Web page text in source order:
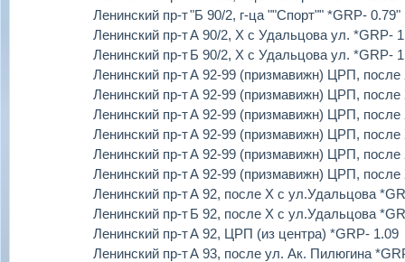
Ленинский пр-т"Б 90/2, г-ца ""Спорт"" *GRP- 0.79"
Ленинский пр-тА 90/2, Х с Удальцова ул. *GRP-
Ленинский пр-тБ 90/2, Х с Удальцова ул. *GRP-
Ленинский пр-тА 92-99 (призмавижн) ЦРП,
Ленинский пр-тА 92-99 (призмавижн) ЦРП,
Ленинский пр-тА 92-99 (призмавижн) ЦРП,
Ленинский пр-тА 92-99 (призмавижн) ЦРП,
Ленинский пр-тА 92-99 (призмавижн) ЦРП,
Ленинский пр-тА 92-99 (призмавижн) ЦРП,
Ленинский пр-тА 92, после Х с ул.Удальцова
Ленинский пр-тБ 92, после Х с ул.Удальцова
Ленинский пр-тА 92, ЦРП (из центра) *GRP- 1.09
Ленинский пр-тА 93, после ул. Ак. Пилюгина